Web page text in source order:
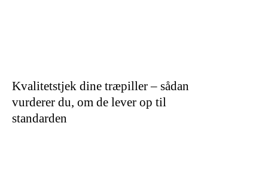
Kvalitetstjek dine træpiller – sådan
vurderer du, om de lever op til
standarden